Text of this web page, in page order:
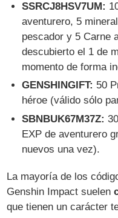
SSRCJ8HSV7UM:
aventurero, 5
pescador y 5 Carne
descubierto el 1 de
momento de forma
GENSHINGIFT: 50
héroe (válido sólo
SBNBUK67M37Z:
EXP de aventurero
nuevos una vez).
La mayoría de los
Genshin Impact suelen
que tienen un carácter